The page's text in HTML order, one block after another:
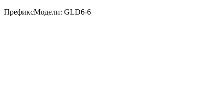
ПрефиксМодели: GLD6-6